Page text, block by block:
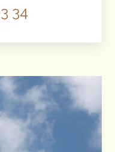
34